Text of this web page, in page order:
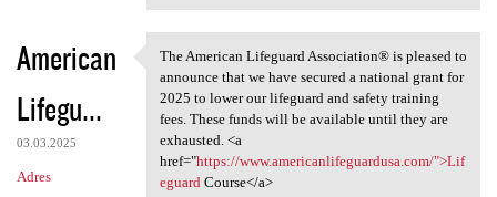
American
Lifegu...
03.03.2025
Adres
The American Lifeguard
The American Lifeguard Association® is pleased to
announce that we have secured a national grant for
2025 to lower our lifeguard and safety training
fees. These funds will be available until they are
exhausted. <a
href="https://www.americanlifeguardusa.com/">Lif
eguard Course</a>